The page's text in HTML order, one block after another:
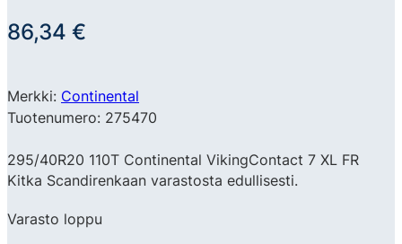
86,34 €
Merkki: Continental
Tuotenumero: 275470
295/40R20 110T Continental VikingContact 7 XL FR
Kitka Scandirenkaan varastosta edullisesti.
Varasto loppu